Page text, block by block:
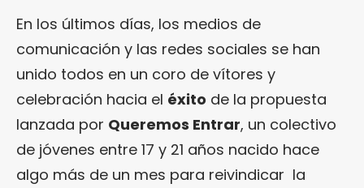
En los últimos días, los medios de
comunicación y las redes sociales se han
unido todos en un coro de vítores y
celebración hacia el éxito de la propuesta
lanzada por Queremos Entrar, un colectivo
de jóvenes entre 17 y 21 años nacido hace
algo más de un mes para reivindicar la